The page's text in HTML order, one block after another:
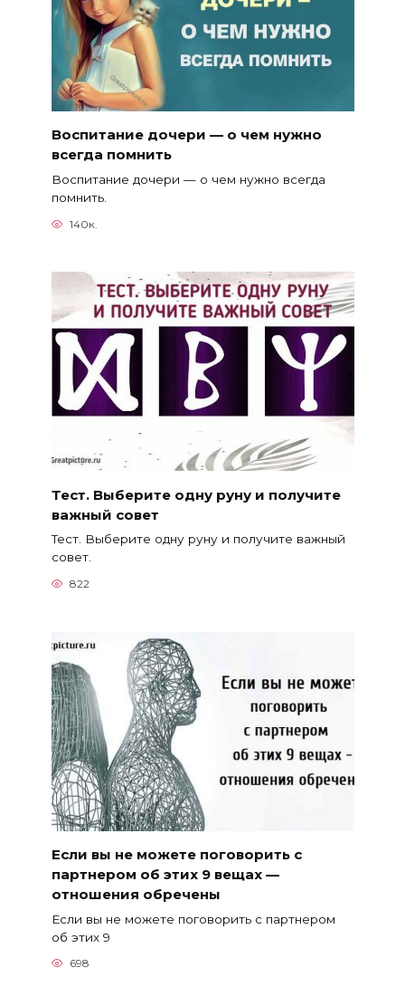
Воспитание дочери — о чем нужно
всегда помнить
Воспитание дочери — о чем нужно всегда
помнить.
140к.
Тест. Выберите одну руну и получите
важный совет
Тест. Выберите одну руну и получите важный
совет.
822
Если вы не можете поговорить с
партнером об этих 9 вещах —
отношения обречены
Если вы не можете поговорить с партнером
об этих 9
698